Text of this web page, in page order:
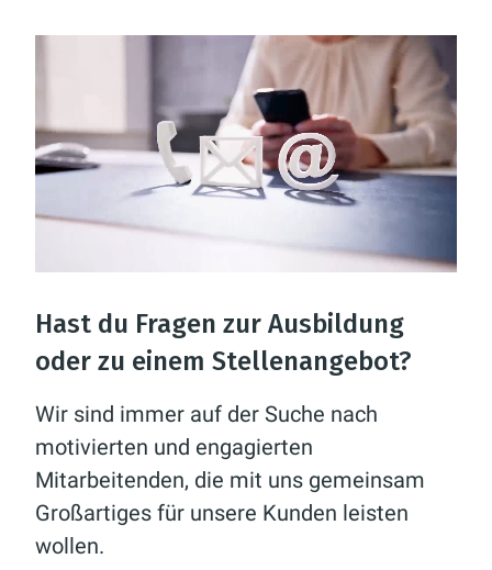
Hast du Fragen zur Ausbildung
oder zu einem Stellenangebot?
Wir sind immer auf der Suche nach
motivierten und engagierten
Mitarbeitenden, die mit uns gemeinsam
Großartiges für unsere Kunden leisten
wollen.